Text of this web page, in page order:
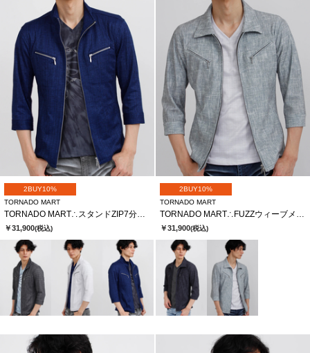
2BUY10%
TORNADO MART
TORNADO MART∴スタンドZIP7分袖ブルゾン
￥31,900(税込)
2BUY10%
TORNADO MART
TORNADO MART∴FUZZウィーブメッシュHT7分袖シャツブルゾン
￥31,900(税込)